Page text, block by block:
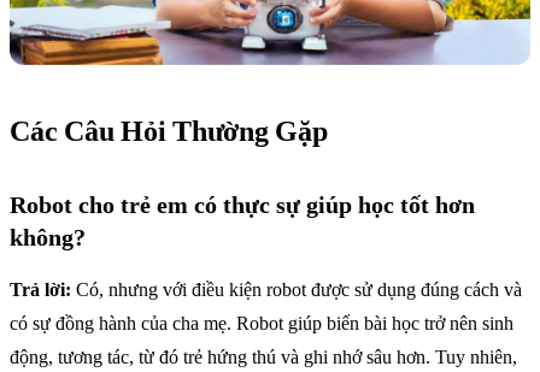
Các Câu Hỏi Thường Gặp
Robot cho trẻ em có thực sự giúp học tốt hơn
không?
Trả lời: Có, nhưng với điều kiện robot được sử dụng đúng cách và
có sự đồng hành của cha mẹ. Robot giúp biến bài học trở nên sinh
động, tương tác, từ đó trẻ hứng thú và ghi nhớ sâu hơn. Tuy nhiên,